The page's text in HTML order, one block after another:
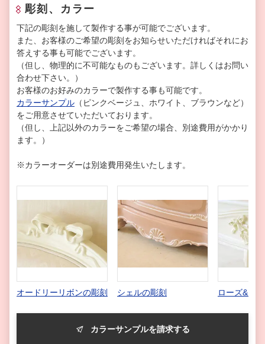
彫刻、カラー
下記の彫刻を施して製作する事が可能でございます。
また、お客様のご希望の彫刻をお知らせいただければそれにお
答えする事も可能でございます。
（但し、物理的に不可能なものもございます。詳しくはお問い
合わせ下さい。）
お客様のお好みのカラーで製作する事も可能です。
カラーサンプル （ピンクベージュ、ホワイト、ブラウンなど）
をご用意させていただいております。
（但し、上記以外のカラーをご希望の場合、別途費用がかかり
ます。）
※カラーオーダーは別途費用発生いたします。
オードリーリボンの彫刻 シェルの彫刻 ローズ&リ
カラーサンプルを請求する